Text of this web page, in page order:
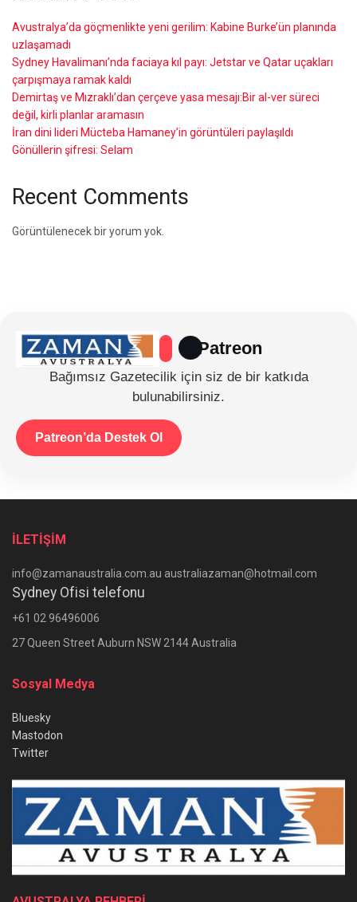
Avustralya’da göçmenlikte yeni gerilim: Kabine Burke’ün planında
uzlaşamadı
Sydney Havalimanı’nda faciaya kıl payı: Jetstar ve Qatar uçakları
çarpışmaya ramak kaldı
Demirtaş ve Mızraklı’dan çerçeve yasa mesajı:Bir al-ver süreci
değil, kirli planlar aramasın
İran dini lideri Mücteba Hamaney’in görüntüleri paylaşıldı
Gönüllerin şifresi: Selam
Recent Comments
Görüntülenecek bir yorum yok.
Patreon
Bağımsız Gazetecilik için siz de bir katkıda
bulunabilirsiniz.
Patreon’da Destek Ol
İLETİŞİM
info@zamanaustralia.com.au australiazaman@hotmail.com
Sydney Ofisi telefonu
+61 02 96496006
27 Queen Street Auburn NSW 2144 Australia
Sosyal Medya
Bluesky
Mastodon
Twitter